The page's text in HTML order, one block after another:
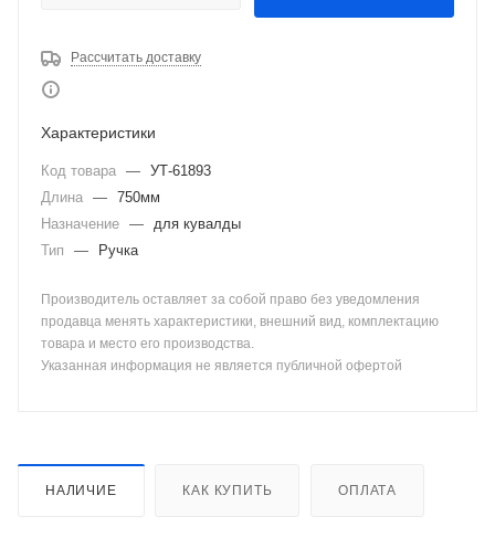
Рассчитать доставку
Характеристики
Код товара — УТ-61893
Длина — 750мм
Назначение — для кувалды
Тип
— Ручка
Производитель оставляет за собой право без уведомления
продавца менять характеристики, внешний вид, комплектацию
товара и место его производства.
Указанная информация не является публичной офертой
НАЛИЧИЕ КАК КУПИТЬ ОПЛАТА